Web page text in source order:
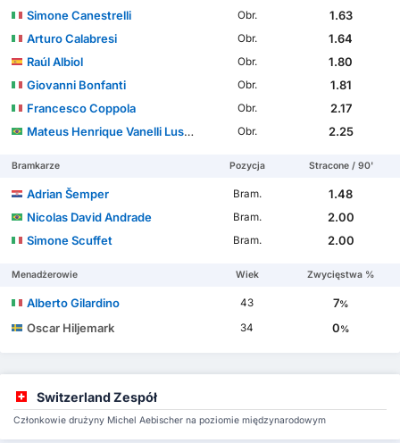
Simone Canestrelli Obr.
1.63
Arturo Calabresi
Obr.
1.64
Raúl Albiol
Obr.
1.80
Giovanni Bonfanti
Obr.
1.81
Francesco Coppola
Obr.
2.17
Mateus Henrique Vanelli Lusuardi
Obr. 2.25
Bramkarze Pozycja Stracone / 90'
Adrian Šemper Bram.
1.48
Nicolas David Andrade
Bram.
2.00
Simone Scuffet
Bram. 2.00
Menadżerowie Wiek Zwycięstwa %
Alberto Gilardino 43 7%
Oscar Hiljemark 34 0%
Switzerland Zespół
Członkowie drużyny Michel Aebischer na poziomie międzynarodowym